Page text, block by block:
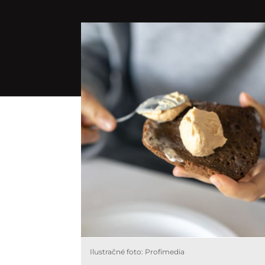
Ilustračné foto: Profimedia